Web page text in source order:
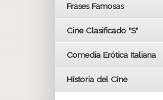
Frases Famosas
Cine Clasificado "S"
Comedia Erótica Italiana
Historia del Cine